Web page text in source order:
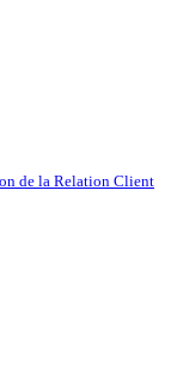
de la Relation Client